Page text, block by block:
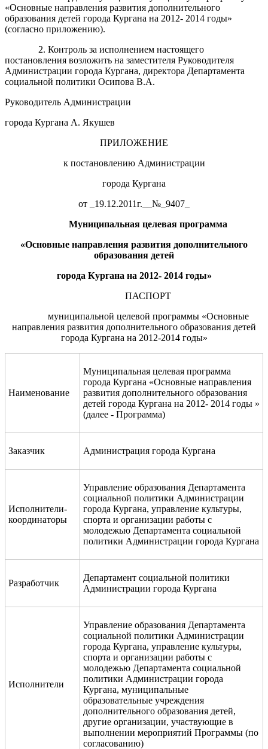
«Основные направления развития дополнительного
образования детей города Кургана на 2012- 2014 годы»
(согласно приложению).
2. Контроль за исполнением настоящего
постановления возложить на заместителя Руководителя
Администрации города Кургана, директора Департамента
социальной политики Осипова В.А.
Руководитель Администрации
города Кургана А. Якушев
ПРИЛОЖЕНИЕ
к постановлению Администрации
города Кургана
от _19.12.2011г.__№_9407_
Муниципальная целевая программа
«Основные направления развития дополнительного
образования детей
города Кургана на 2012- 2014годы»
ПАСПОРТ
муниципальной целевой программы «Основные
направления развития дополнительного образования детей
города Кургана на 2012-2014 годы»
Наименование
Муниципальная целевая программа
города Кургана «Основные направления
развития дополнительного образования
детей города Кургана на 2012- 2014 годы »
(далее - Программа)
Заказчик Администрация города Кургана
Исполнители-
координаторы
Управление образования Департамента
социальной политики Администрации
города Кургана, управление культуры,
спорта и организации работы с
молодежью Департамента социальной
политики Администрации города Кургана
Разработчик
Департамент социальной политики
Администрации города Кургана
Исполнители
Управление образования Департамента
социальной политики Администрации
города Кургана, управление культуры,
спорта и организации работы с
молодежью Департамента социальной
политики Администрации города
Кургана, муниципальные
образовательные учреждения
дополнительного образования детей,
другие организации, участвующие в
выполнении мероприятий Программы (по
согласованию)